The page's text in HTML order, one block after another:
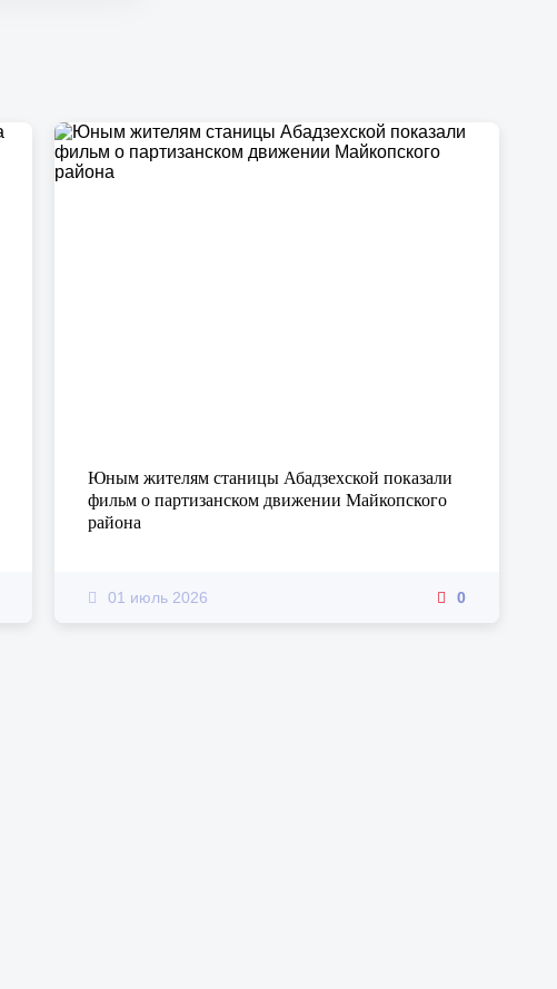
Юным жителям станицы Абадзехской показали
фильм о партизанском движении Майкопского
района
01 июль 2026 0